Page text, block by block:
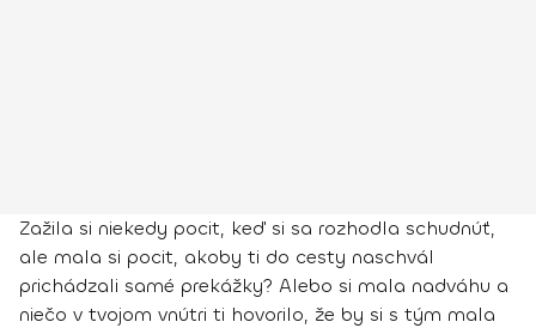
Zažila si niekedy pocit, keď si sa rozhodla schudnúť,
ale mala si pocit, akoby ti do cesty naschvál
prichádzali samé prekážky? Alebo si mala nadváhu a
niečo v tvojom vnútri ti hovorilo, že by si s tým mala